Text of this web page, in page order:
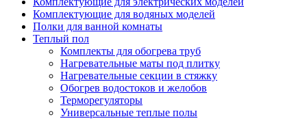
Комплектующие для водяных моделей
Полки для ванной комнаты
Теплый пол
Комплекты для обогрева труб
Нагревательные маты под плитку
Нагревательные секции в стяжку
Обогрев водостоков и желобов
Терморегуляторы
Универсальные теплые полы